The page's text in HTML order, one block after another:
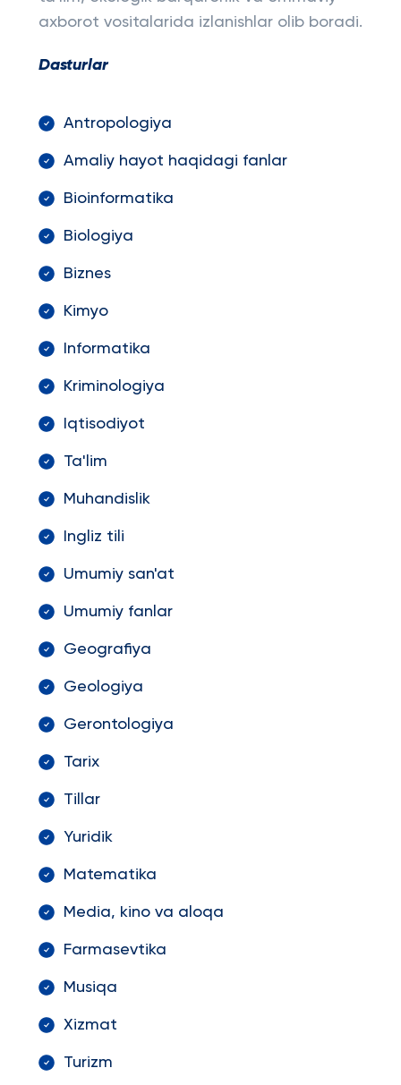
axborot vositalarida izlanishlar olib boradi.
Dasturlar
Antropologiya
Amaliy hayot haqidagi fanlar
Bioinformatika
Biologiya
Biznes
Kimyo
Informatika
Kriminologiya
Iqtisodiyot
Ta'lim
Muhandislik
Ingliz tili
Umumiy san'at
Umumiy fanlar
Geografiya
Geologiya
Gerontologiya
Tarix
Tillar
Yuridik
Matematika
Media, kino va aloqa
Farmasevtika
Musiqa
Xizmat
Turizm